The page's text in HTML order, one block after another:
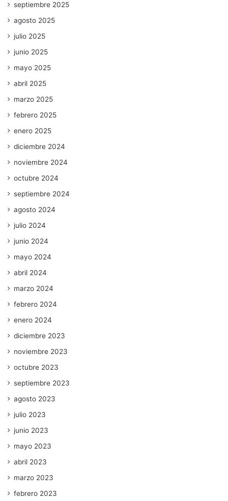
septiembre 2025
agosto 2025
julio 2025
junio 2025
mayo 2025
abril 2025
marzo 2025
febrero 2025
enero 2025
diciembre 2024
noviembre 2024
octubre 2024
septiembre 2024
agosto 2024
julio 2024
junio 2024
mayo 2024
abril 2024
marzo 2024
febrero 2024
enero 2024
diciembre 2023
noviembre 2023
octubre 2023
septiembre 2023
agosto 2023
julio 2023
junio 2023
mayo 2023
abril 2023
marzo 2023
febrero 2023